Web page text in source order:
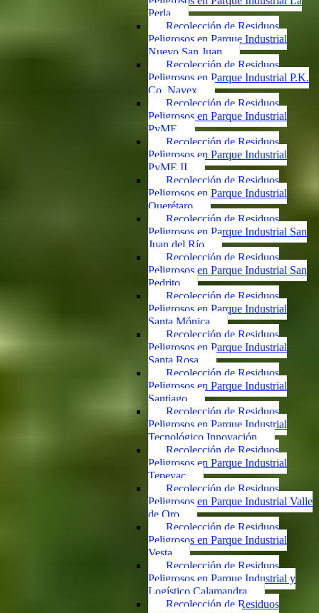
Perla
Recolección de Residuos
Peligrosos en Parque Industrial
Nuevo San Juan
Recolección de Residuos
Peligrosos en Parque Industrial P.K.
Co. Navex
Recolección de Residuos
Peligrosos en Parque Industrial
PyME
Recolección de Residuos
Peligrosos en Parque Industrial
PyME II
Recolección de Residuos
Peligrosos en Parque Industrial
Querétaro
Recolección de Residuos
Peligrosos en Parque Industrial San
Juan del Río
Recolección de Residuos
Peligrosos en Parque Industrial San
Pedrito
Recolección de Residuos
Peligrosos en Parque Industrial
Santa Mónica
Recolección de Residuos
Peligrosos en Parque Industrial
Santa Rosa
Recolección de Residuos
Peligrosos en Parque Industrial
Santiago
Recolección de Residuos
Peligrosos en Parque Industrial
Tecnológico Innovación
Recolección de Residuos
Peligrosos en Parque Industrial
Tepeyac
Recolección de Residuos
Peligrosos en Parque Industrial Valle
de Oro
Recolección de Residuos
Peligrosos en Parque Industrial
Vesta
Recolección de Residuos
Peligrosos en Parque Industrial y
Logístico Calamandra
Recolección de Residuos